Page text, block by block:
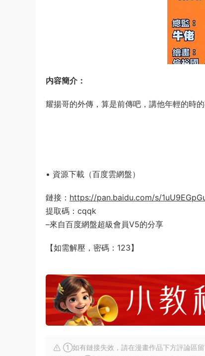
内容簡介：
耀揚哥的外傳，算是前傳吧，講他年輕的時的
• 資源下載（百度雲網盤）
鏈接： https://pan.baidu.com/s/
提取碼：cqqk
–來自百度網盤超級會員V5的分享
【如需解壓，密碼：123】
①如有鏈接失效，請在漫畫作品下方評論區